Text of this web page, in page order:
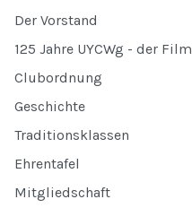
Der Vorstand
125 Jahre UYCWg - der Film
Clubordnung
Geschichte
Traditionsklassen
Ehrentafel
Mitgliedschaft